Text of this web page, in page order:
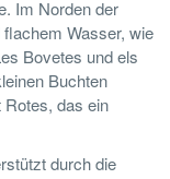
Im Norden der
Wasser, wie
Bovetes und els
Buchten
Rotes, das ein
durch die